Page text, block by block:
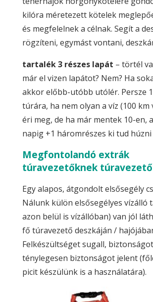
kilóra méretezett kötelek
és megfelelnek a célnak. Segít a
rögzíteni, egymást vontani,
tartalék 3 részes lapát – törtél
már el vizen lapátot? Nem? Ha
akkor előbb-utóbb utólér. Persze
túrára, ha nem olyan a víz (100 km
éri meg, de ha már mentek 10-en,
napig +1 háromrészes ki tud húzni
Megfontolandó extrák
túravezetőknek
Egy alapos, átgondolt elsősegély
Nálunk külön elsősegélyes vízálló
azon belül is vízállóban) van jól
fő túravezető deszkáján /
Felkészültséget sugall,
ténylegesen biztonságot jelent
picit készülünk is a használatára).